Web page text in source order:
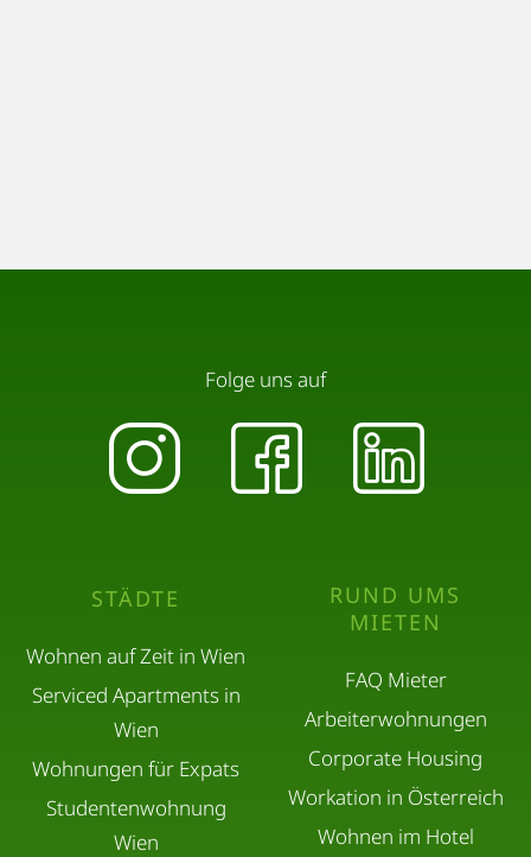
STÄDTE
Wohnen auf Zeit in Wien
Serviced Apartments in
Wien
Wohnungen für Expats
Studentenwohnung
Wien
RUND UMS
MIETEN
FAQ Mieter
Arbeiterwohnungen
Corporate Housing
Workation in Österreich
Wohnen im Hotel
Folge uns auf